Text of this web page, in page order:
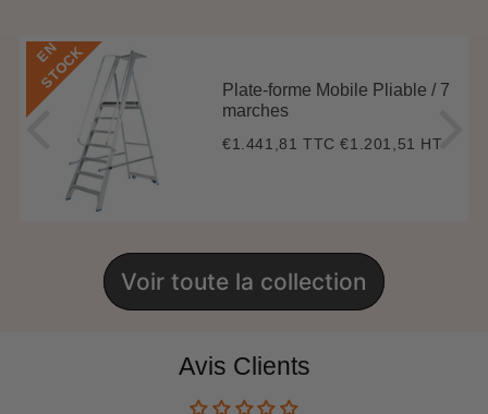
E
N
S
T
O
C
K
Plate-forme Mobile Pliable / 7
marches
Prix
€1.441,81 TTC€1.441,81
€1.201,51 HT
Voir toute la collection
Avis Clients